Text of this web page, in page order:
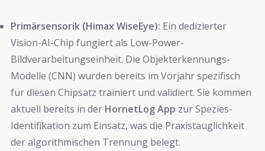
Primärsensorik (Himax WiseEye): Ein dedizierter
Vision-AI-Chip fungiert als Low-Power-
Bildverarbeitungseinheit. Die Objekterkennungs-
Modelle (CNN) wurden bereits im Vorjahr spezifisch
für diesen Chipsatz trainiert und validiert. Sie kommen
aktuell bereits in der HornetLog App zur Spezies-
Identifikation zum Einsatz, was die Praxistauglichkeit
der algorithmischen Trennung belegt.